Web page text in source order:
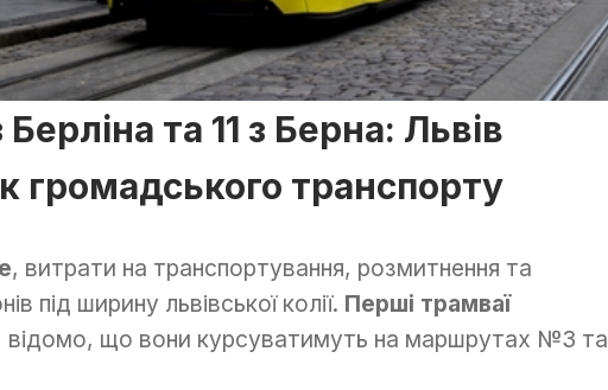
та 11 з Берна: Львів
громадського транспорту
, витрати на транспортування, розмитнення та
під ширину львівської колії. Перші трамваї
відомо, що вони курсуватимуть на маршрутах №3 та